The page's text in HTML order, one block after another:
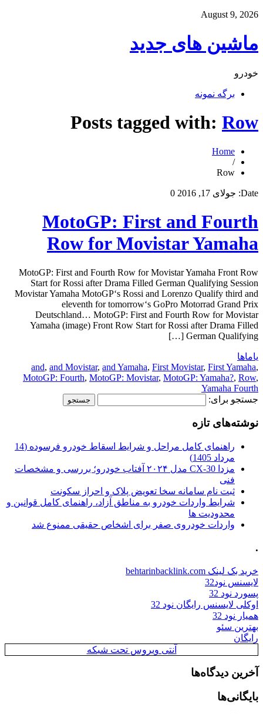
August 9, 2026
ماشین های جدید
خودرو
برگه نمونه
Posts tagged with: Row
Home
/
Row
Date: جولای 17, 2016 0
MotoGP: First and Fourth
Row for Movistar Yamaha
MotoGP: First and Fourth Row for Movistar Yamaha Front Row
Start for Rossi after Drama Filled German Qualifying Session
Movistar Yamaha MotoGP‘s Rossi and Lorenzo Qualify third and
eleventh for tomorrow‘s GoPro Motorrad Grand Prix
Deutschland… MotoGP: First and Fourth Row for Movistar
Yamaha (image) Front Row Start for Rossi after Drama Filled
German Qualifying […]
یاماها
and, and Movistar, and Yamaha, First Movistar, First Yamaha,
MotoGP: Fourth, MotoGP: Movistar, MotoGP: Yamaha?, Row,
Yamaha Fourth
جستجو برای:
نوشته‌های تازه
راهنمای کامل مراحل و شرایط اسقاط خودرو فرسوده (14
مرداد 1405)
مزدا CX-30 مدل ۲۰۲۴ آفتاب خودرو؛ بررسی و مشخصات
فنی
ثبت نام سامانه سخا تعویض پلاک و احراز سکونت
شرایط واردات خودرو به مناطق آزاد، راهنمای کامل قوانین و
محدودیت ها
واردات خودروی صفر برای اشخاص حقیقی ممنوع شد
.
خرید بک لینک behtarinbacklink.com
لایسنس نود32
پسورد نود 32
اوکلی لایسنس رایگان نود 32
همیار نود 32
بهترین سئو
رایگان
آنتی ویروس تحت شبکه
آخرین دیدگاه‌ها
بایگانی‌ها